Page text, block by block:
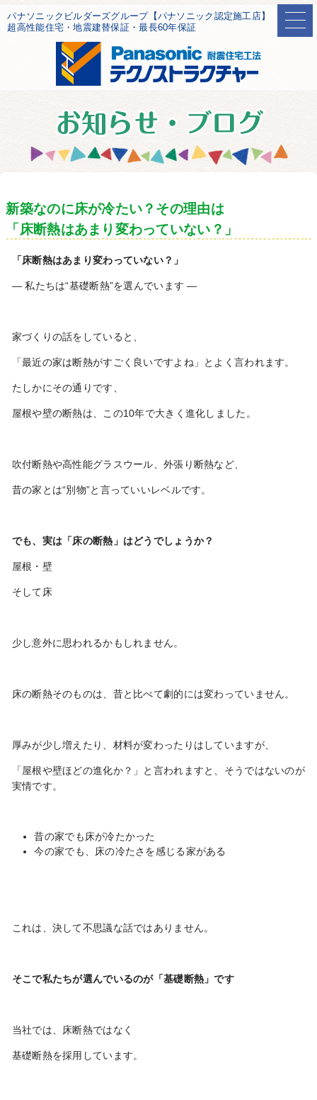
パナソニックビルダーズグループ【パナソニック認定施工店】
超高性能住宅・地震建替保証・最長60年保証
新築なのに床が冷たい？その理由は
「床断熱はあまり変わっていない？」
「床断熱はあまり変わっていない？」
― 私たちは“基礎断熱”を選んでいます ―
家づくりの話をしていると、
「最近の家は断熱がすごく良いですよね」とよく言われます。
たしかにその通りです、
屋根や壁の断熱は、この10年で大きく進化しました。
吹付断熱や高性能グラスウール、外張り断熱など、
昔の家とは“別物”と言っていいレベルです。
でも、実は「床の断熱」はどうでしょうか？
屋根・壁
そして床
少し意外に思われるかもしれません。
床の断熱そのものは、昔と比べて劇的には変わっていません。
厚みが少し増えたり、材料が変わったりはしていますが、
「屋根や壁ほどの進化か？」と言われますと、そうではないのが
実情です。
昔の家でも床が冷たかった
今の家でも、床の冷たさを感じる家がある
これは、決して不思議な話ではありません。
そこで私たちが選んでいるのが「基礎断熱」です
当社では、床断熱ではなく
基礎断熱を採用しています。